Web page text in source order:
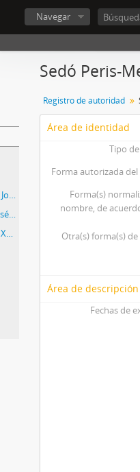
Navegar
Carta de Arturo E. Xalambrí a Bartolomé José Ronco (1947-07-09)
Carta de Arturo Xalambrí a Bartolomé José Ronco (1947-04-06)
Carta de Bartolomé José Ronco a Arturo Xalambrí (1947-07-11)
Sedó Peris-
Registro de autoridad
Área de identidad
Tipo
Forma autorizada
Forma(s)
nombre, de
Otra(s) forma(s)
Área de descripción
Fechas de